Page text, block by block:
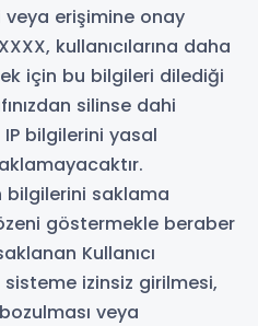
erişimine onay
kullanıcılarına daha
için bu bilgileri dilediği
silinse dahi
bilgilerini yasal
bilgilerini saklama
göstermekle beraber
Kullanıcı
sisteme izinsiz girilmesi,
veya